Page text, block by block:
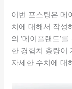
이번 포스팅은 메
치에 대해서 작성
의 ‘메이플랜드’
한 경험치 총량이
자세한 수치에 대